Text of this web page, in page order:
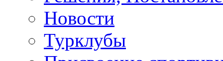
Новости
Турклубы